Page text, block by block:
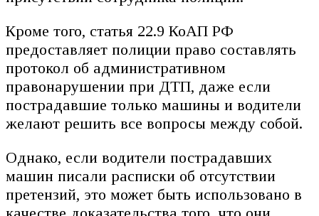
Кроме того, статья 22.9 КоАП РФ
предоставляет полиции право составлять
протокол об административном
правонарушении при ДТП, даже если
пострадавшие только машины и водители
желают решить все вопросы между собой.
Однако, если водители пострадавших
машин писали расписки об отсутствии
претензий, это может быть использовано в